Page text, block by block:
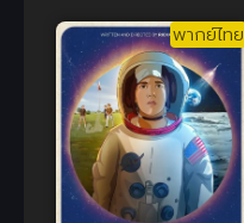
พากย์ไทย